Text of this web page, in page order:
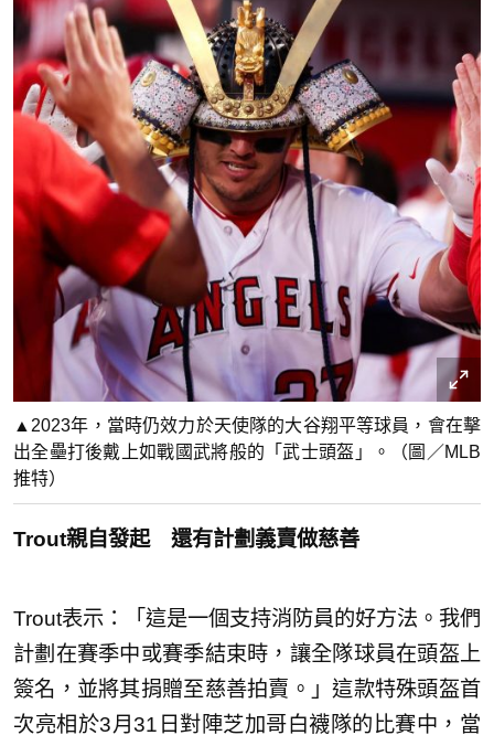
▲2023年，當時仍效力於天使隊的大谷翔平等球員，會在擊
出全壘打後戴上如戰國武將般的「武士頭盔」。（圖／MLB
推特）
Trout親自發起 還有計劃義賣做慈善
Trout表示：「這是一個支持消防員的好方法。我們
計劃在賽季中或賽季結束時，讓全隊球員在頭盔上
簽名，並將其捐贈至慈善拍賣。」這款特殊頭盔首
次亮相於3月31日對陣芝加哥白襪隊的比賽中，當